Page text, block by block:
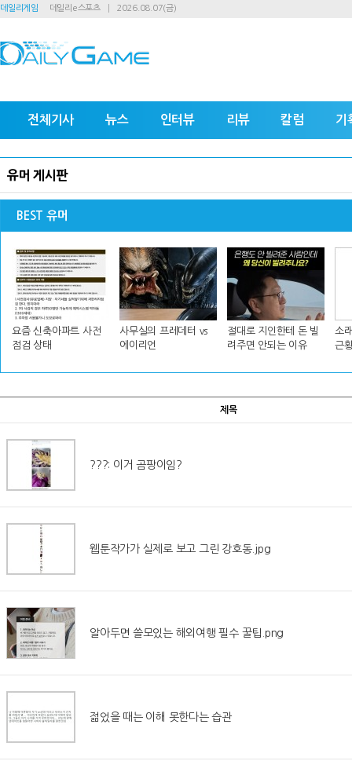
데일리게임 데일리e스포츠 2026.08.07(금)
전체기사 뉴스 인터뷰 리뷰 칼럼 기
유머 게시판
BEST 유머
요즘 신축아파트 사전
점검 상태
사무실의 프레데터 vs
에이리언
절대로 지인한테 돈 빌
려주면 안되는 이유
소
근
제목
???: 이거 곰팡이임?
웹툰작가가 실제로 보고 그린 강호동.jpg
알아두면 쓸모있는 해외여행 필수 꿀팁.png
젊었을 때는 이해 못한다는 습관